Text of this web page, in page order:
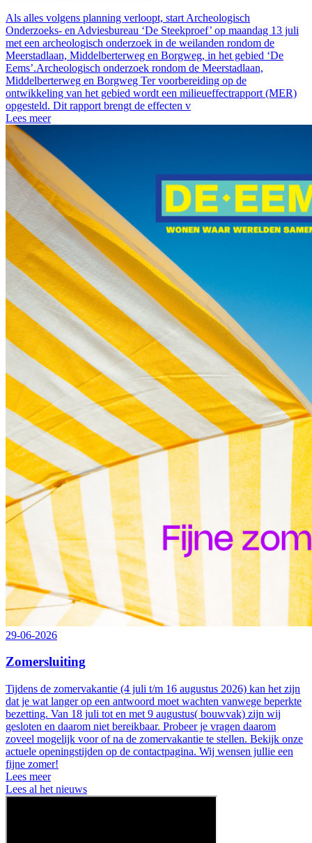
Als alles volgens planning verloopt, start Archeologisch
Onderzoeks- en Adviesbureau ‘De Steekproef’ op maandag 13 juli
met een archeologisch onderzoek in de weilanden rondom de
Meerstadlaan, Middelberterweg en Borgweg, in het gebied ‘De
Eems’.Archeologisch onderzoek rondom de Meerstadlaan,
Middelberterweg en Borgweg Ter voorbereiding op de
ontwikkeling van het gebied wordt een milieueffectrapport (MER)
opgesteld. Dit rapport brengt de effecten v
Lees meer
29-06-2026
Zomersluiting
Tijdens de zomervakantie (4 juli t/m 16 augustus 2026) kan het zijn
dat je wat langer op een antwoord moet wachten vanwege beperkte
bezetting. Van 18 juli tot en met 9 augustus( bouwvak) zijn wij
gesloten en daarom niet bereikbaar. Probeer je vragen daarom
zoveel mogelijk voor of na de zomervakantie te stellen. Bekijk onze
actuele openingstijden op de contactpagina. Wij wensen jullie een
fijne zomer!
Lees meer
Lees al het nieuws